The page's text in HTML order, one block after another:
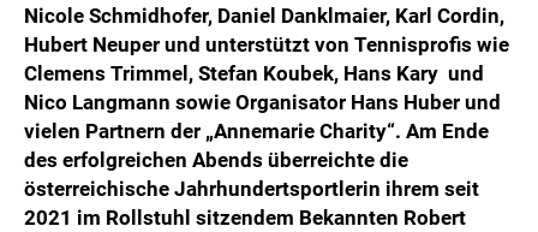
PRESSEKONTAKT
Nicole Schmidhofer, Daniel Danklmaier, Karl Cordin,
Hubert Neuper und unterstützt von Tennisprofis wie
Clemens Trimmel, Stefan Koubek, Hans Kary und
Nico Langmann sowie Organisator Hans Huber und
vielen Partnern der „Annemarie Charity“. Am Ende
des erfolgreichen Abends überreichte die
österreichische Jahrhundertsportlerin ihrem seit
2021 im Rollstuhl sitzendem Bekannten Robert